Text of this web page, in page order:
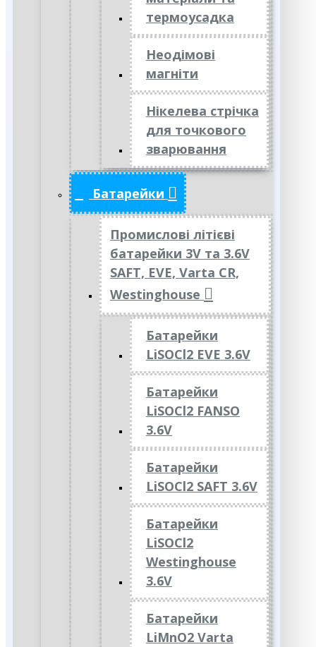
термоусадка
Неодімові
магніти
Нікелева стрічка
для точкового
зварювання
Батарейки
Промислові літієві
батарейки 3V та 3.6V
SAFT, EVE, Varta CR,
Westinghouse
Батарейки
LiSOCl2 EVE 3.6V
Батарейки
LiSOCl2 FANSO
3.6V
Батарейки
LiSOCl2 SAFT 3.6V
Батарейки
LiSOCl2
Westinghouse
3.6V
Батарейки
LiMnO2 Varta